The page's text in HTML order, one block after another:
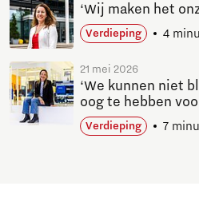
‘Wij maken het
Verdieping 4
21 mei 2026
‘We kunnen niet
oog te hebben
Verdieping 7